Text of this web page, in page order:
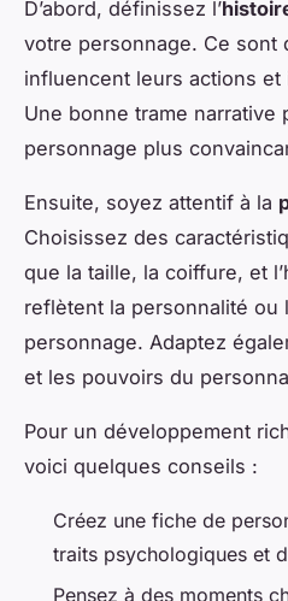
D’abord, définissez l’
votre personnage. Ce sont
influencent leurs actions
Une bonne trame narrative
personnage plus
Ensuite, soyez attentif à la
Choisissez des
que la taille, la coiffure, et
reflètent la personnalité ou
personnage. Adaptez
et les pouvoirs du
Pour un développement
voici quelques conseils :
Créez une fiche de
traits psychologiques et
Pensez à des moments